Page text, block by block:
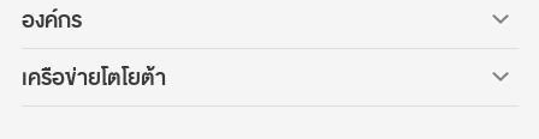
องค์กร
เครือข่ายโตโยต้า